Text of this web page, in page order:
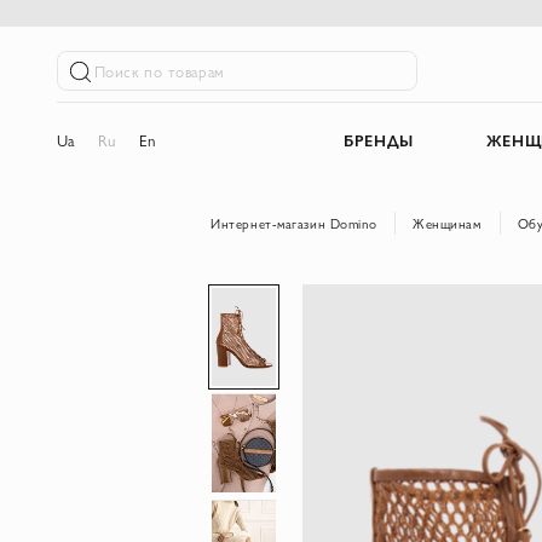
Поиск по товарам
Ua Ru En БРЕНДЫ
Интернет-магазин Domino Женщинам
перейти
галереям
изображений